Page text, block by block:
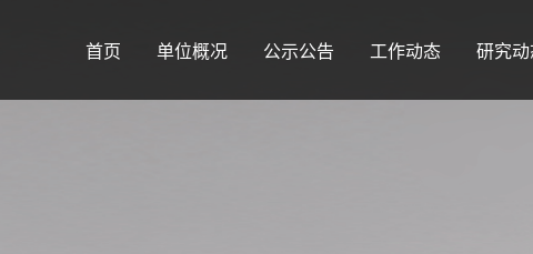
首页 单位概况 公示公告 工作动态 研究